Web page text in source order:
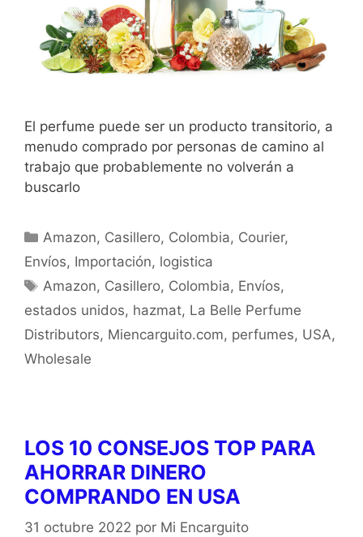
El perfume puede ser un producto transitorio, a
menudo comprado por personas de camino al
trabajo que probablemente no volverán a
buscarlo
Amazon, Casillero, Colombia, Courier,
Envíos, Importación, logistica
Amazon, Casillero, Colombia, Envíos,
estados unidos, hazmat, La Belle Perfume
Distributors, Miencarguito.com, perfumes, USA,
Wholesale
LOS 10 CONSEJOS TOP PARA
AHORRAR DINERO
COMPRANDO EN USA
31 octubre 2022 por Mi Encarguito